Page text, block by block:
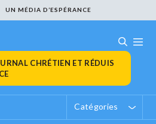
UN MÉDIA D’ESPÉRANCE
CHRÉTIEN ET RÉDUIS
Catégories